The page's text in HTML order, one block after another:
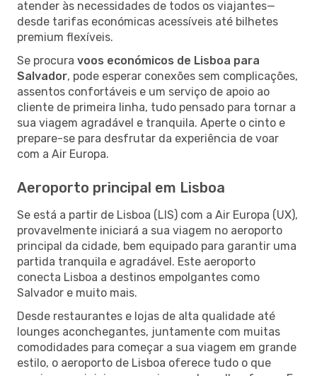
atender às necessidades de todos os viajantes—
desde tarifas económicas acessíveis até bilhetes
premium flexíveis.
Se procura voos económicos de Lisboa para
Salvador, pode esperar conexões sem complicações,
assentos confortáveis e um serviço de apoio ao
cliente de primeira linha, tudo pensado para tornar a
sua viagem agradável e tranquila. Aperte o cinto e
prepare-se para desfrutar da experiência de voar
com a Air Europa.
Aeroporto principal em Lisboa
Se está a partir de Lisboa (LIS) com a Air Europa (UX),
provavelmente iniciará a sua viagem no aeroporto
principal da cidade, bem equipado para garantir uma
partida tranquila e agradável. Este aeroporto
conecta Lisboa a destinos empolgantes como
Salvador e muito mais.
Desde restaurantes e lojas de alta qualidade até
lounges aconchegantes, juntamente com muitas
comodidades para começar a sua viagem em grande
estilo, o aeroporto de Lisboa oferece tudo o que